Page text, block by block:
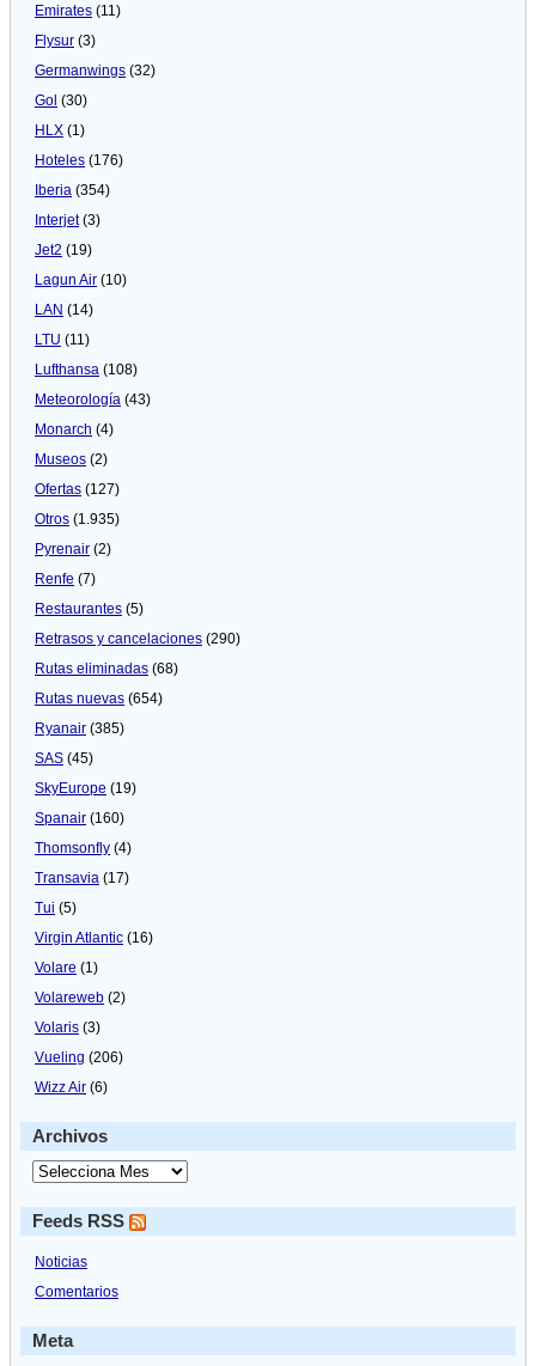
Emirates (11)
Flysur (3)
Germanwings (32)
Gol (30)
HLX (1)
Hoteles (176)
Iberia (354)
Interjet(3)
Jet2 (19)
Lagun Air (10)
LAN (14)
LTU (11)
Lufthansa (108)
Meteorologí­a (43)
Monarch (4)
Museos (2)
Ofertas (127)
Otros (1.935)
Pyrenair (2)
Renfe (7)
Restaurantes (5)
Retrasos y cancelaciones (290)
Rutas eliminadas (68)
Rutas nuevas (654)
Ryanair (385)
SAS (45)
SkyEurope (19)
Spanair (160)
Thomsonfly (4)
Transavia (17)
Tui (5)
Virgin Atlantic (16)
Volare (1)
Volareweb (2)
Volaris (3)
Vueling (206)
Wizz Air (6)
Archivos
Feeds RSS
Noticias
Comentarios
Meta